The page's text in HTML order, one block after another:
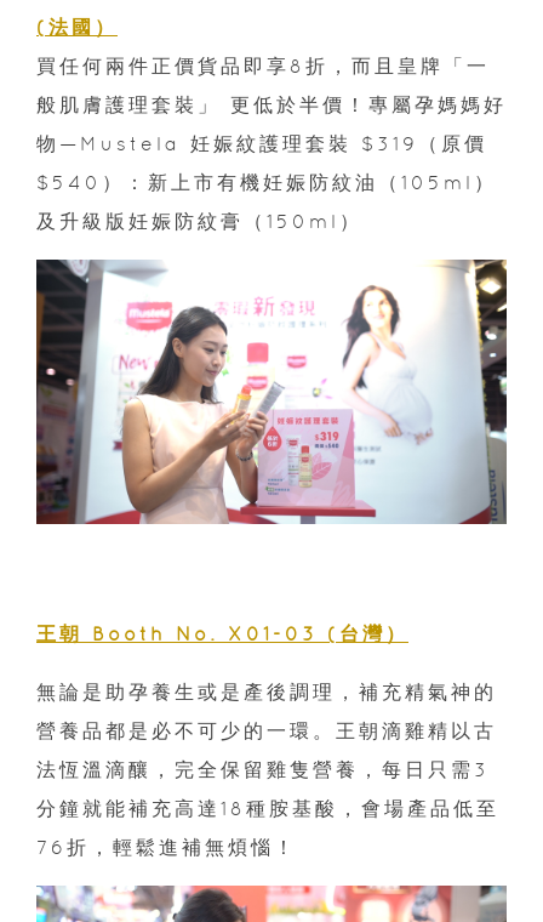
(法國）
買任何兩件正價貨品即享8折，而且皇牌「一
般肌膚護理套裝」 更低於半價！專屬孕媽媽好
物—Mustela 妊娠紋護理套裝 $319（原價
$540）：新上市有機妊娠防紋油（105ml）
及升級版妊娠防紋膏（150ml）
王朝 Booth No. X01-03 (台灣）
無論是助孕養生或是產後調理，補充精氣神的
營養品都是必不可少的一環。王朝滴雞精以古
法恆溫滴釀，完全保留雞隻營養，每日只需3
分鐘就能補充高達18種胺基酸，會場產品低至
76折，輕鬆進補無煩惱！